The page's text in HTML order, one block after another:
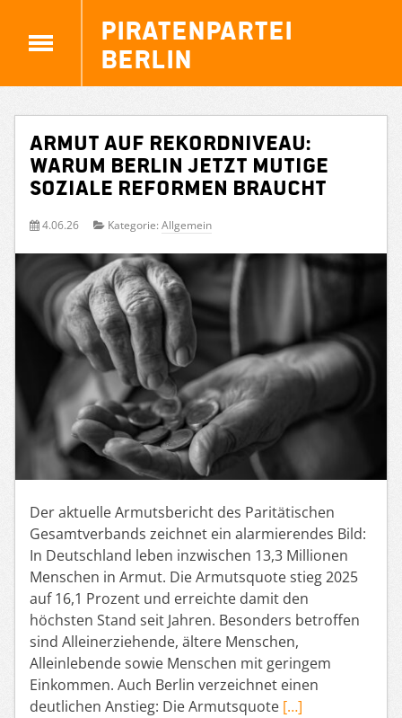
Piratenpartei
Berlin
Armut auf Rekordniveau:
Warum Berlin jetzt mutige
soziale Reformen braucht
4.06.26 Kategorie: Allgemein
Der aktuelle Armutsbericht des Paritätischen
Gesamtverbands zeichnet ein alarmierendes Bild:
In Deutschland leben inzwischen 13,3 Millionen
Menschen in Armut. Die Armutsquote stieg 2025
auf 16,1 Prozent und erreichte damit den
höchsten Stand seit Jahren. Besonders betroffen
sind Alleinerziehende, ältere Menschen,
Alleinlebende sowie Menschen mit geringem
Einkommen. Auch Berlin verzeichnet einen
deutlichen Anstieg: Die Armutsquote […]